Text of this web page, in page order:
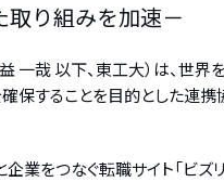
り組みを加速－
哉 以下、東工大）は、世界
保することを目的とした連
業をつなぐ転職サイト「ビズ